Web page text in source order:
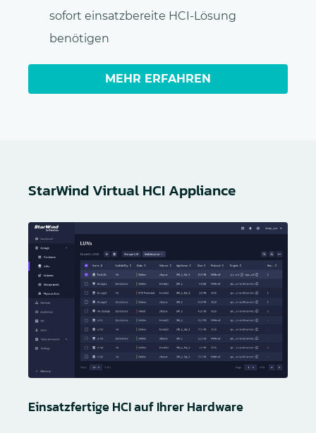
sofort einsatzbereite HCI-Lösung
benötigen
MEHR ERFAHREN
StarWind Virtual HCI Appliance
Einsatzfertige HCI auf Ihrer Hardware